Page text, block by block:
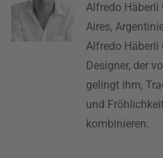
Alfredo Häberli
Aires,
Alfredo Häberli
Designer, der
gelingt ihm,
und
kombinieren.